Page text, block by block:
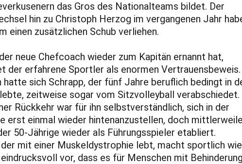
das Gros des Nationalteams bildet. Der
hin zu Christoph Herzog im vergangenen Jahr
einen zusätzlichen Schub verliehen.
neue Chefcoach wieder zum Kapitän ernannt hat,
der erfahrene Sportler als enormen Vertrauensbeweis.
hatte sich Schrapp, der fünf Jahre beruflich bedingt in
zeitweise sogar vom Sitzvolleyball verabschiedet.
Rückkehr war für ihn selbstverständlich, sich in der
erst einmal wieder hintenanzustellen, doch mittlerweile
50-Jährige wieder als Führungsspieler etabliert.
der mit einer Muskeldystrophie lebt, macht sportlich wie
vor, dass es für Menschen mit